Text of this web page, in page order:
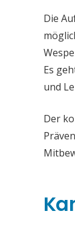
Die
Es
und
Der